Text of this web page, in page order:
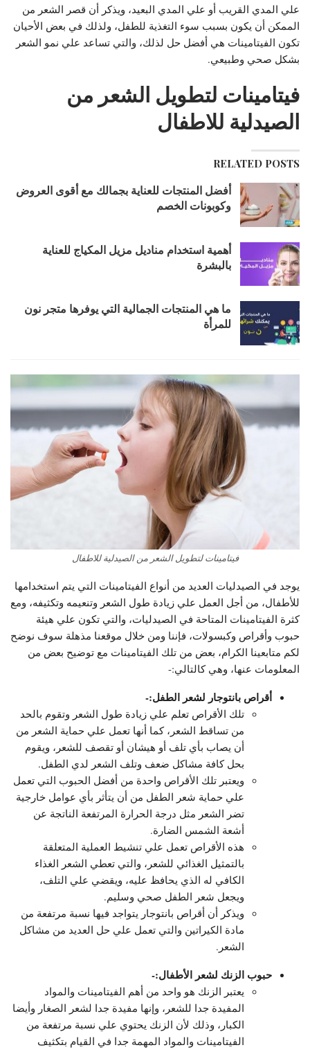
علي المدي القريب أو علي المدي البعيد، ويذكر أن قصر الشعر من
الممكن أن يكون بسبب سوء التغذية للطفل، ولذلك في بعض الأحيان
تكون الفيتامينات هي أفضل حل لذلك، والتي تساعد علي نمو الشعر
بشكل صحي وطبيعي.
فيتامينات لتطويل الشعر من
الصيدلية للاطفال
RELATED POSTS
أفضل المنتجات للعناية بجمالك مع أقوى العروض
وكوبونات الخصم
أهمية استخدام مناديل مزيل المكياج للعناية
بالبشرة
ما هي المنتجات الجمالية التي يوفرها متجر نون
للمرأة
فيتامينات لتطويل الشعر من الصيدلية للاطفال
يوجد في الصيدليات العديد من أنواع الفيتامينات التي يتم استخدامها
للأطفال، من أجل العمل علي زيادة طول الشعر وتنعيمه وتكثيفه، ومع
كثرة الفيتامينات المتاحة في الصيدليات، والتي تكون علي هيئة
حبوب وأقراص وكبسولات، فإننا ومن خلال موقعنا مذهلة سوف نوضح
لكم متابعينا الكرام، بعض من تلك الفيتامينات مع توضيح بعض من
المعلومات عنها، وهي كالتالي:-
أقراص بانتوجار لشعر الطفل:-
تلك الأقراص تعلم علي زيادة طول الشعر وتقوم بالحد
من تساقط الشعر، كما أنها تعمل علي حماية الشعر من
أن يصاب بأي تلف أو هيشان أو تقصف للشعر، ويقوم
بحل كافة مشاكل ضعف وتلف الشعر لدي الطفل.
ويعتبر تلك الأقراص واحدة من أفضل الحبوب التي تعمل
علي حماية شعر الطفل من أن يتأثر بأي عوامل خارجية
تضر الشعر مثل درجة الحرارة المرتفعة الناتجة عن
أشعة الشمس الضارة.
هذه الأقراص تعمل علي تنشيط العملية المتعلقة
بالتمثيل الغذائي للشعر، والتي تعطي الشعر الغذاء
الكافي له الذي يحافظ عليه، ويقضي علي التلف،
ويجعل شعر الطفل صحي وسليم.
ويذكر أن أقراص بانتوجار يتواجد فيها نسبة مرتفعة من
مادة الكيراتين والتي تعمل علي حل العديد من مشاكل
الشعر.
حبوب الزنك لشعر الأطفال:-
يعتبر الزنك هو واحد من أهم الفيتامينات والمواد
المفيدة جدا للشعر، وإنها مفيدة جدا لشعر الصغار وأيضا
الكبار، وذلك لأن الزنك يحتوي علي نسبة مرتفعة من
الفيتامينات والمواد المهمة جدا في القيام بتكثيف